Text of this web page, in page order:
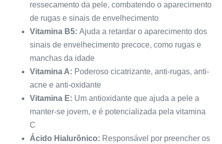
ressecamento da pele, combatendo o aparecimento
de rugas e sinais de envelhecimento
Vitamina B5: Ajuda a retardar o aparecimento dos
sinais de envelhecimento precoce, como rugas e
manchas da idade
Vitamina A: Poderoso cicatrizante, anti-rugas, anti-
acne e anti-oxidante
Vitamina E: Um antioxidante que ajuda a pele a
manter-se jovem, e é potencializada pela vitamina
C
Ácido Hialurônico: Responsável por preencher os